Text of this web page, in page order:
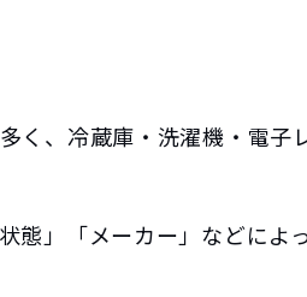
く、冷蔵庫・洗濯機・電子
態」「メーカー」などによ